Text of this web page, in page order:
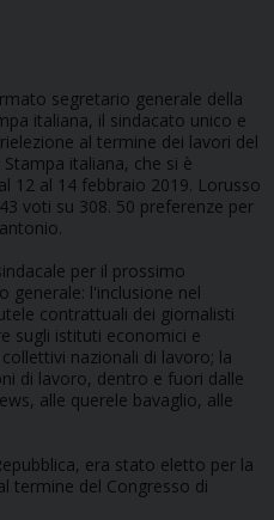
segretario generale della
italiana, il sindacato unico e
al termine dei lavori del
italiana, che si è
12 al 14 febbraio 2019. Lorusso
voti su 308. 50 preferenze per
per il prossimo
generale: l'inclusione nel
contrattuali dei giornalisti
sugli istituti economici e
nazionali di lavoro; la
di lavoro, dentro e fuori dalle
alle querele bavaglio, alle
era stato eletto per la
termine del Congresso di